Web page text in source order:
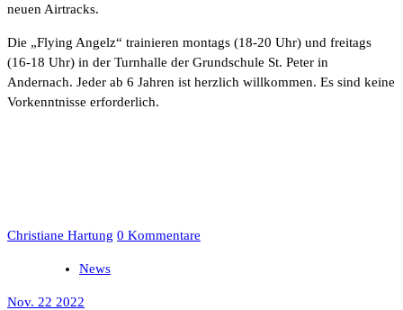
neuen Airtracks.
Die „Flying Angelz“ trainieren montags (18-20 Uhr) und freitags
(16-18 Uhr) in der Turnhalle der Grundschule St. Peter in
Andernach. Jeder ab 6 Jahren ist herzlich willkommen. Es sind keine
Vorkenntnisse erforderlich.
Christiane Hartung 0 Kommentare
News
Nov. 22 2022